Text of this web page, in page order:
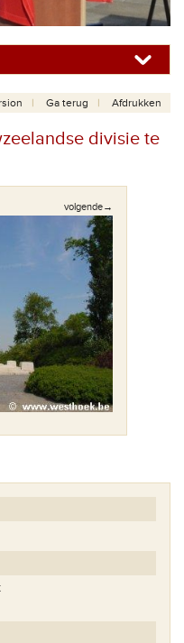
Ga terug Afdrukken
divisie te
volgende→